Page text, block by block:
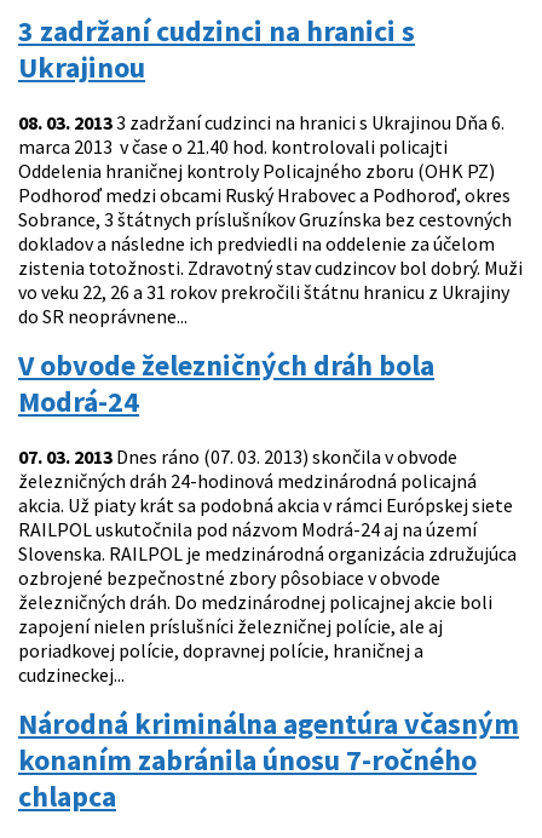
3 zadržaní cudzinci na hranici s
Ukrajinou
08. 03. 20133 zadržaní cudzinci na hranici s Ukrajinou Dňa 6.
marca 2013 v čase o 21.40 hod. kontrolovali policajti
Oddelenia hraničnej kontroly Policajného zboru (OHK PZ)
Podhoroď medzi obcami Ruský Hrabovec a Podhoroď, okres
Sobrance, 3 štátnych príslušníkov Gruzínska bez cestovných
dokladov a následne ich predviedli na oddelenie za účelom
zistenia totožnosti. Zdravotný stav cudzincov bol dobrý. Muži
vo veku 22, 26 a 31 rokov prekročili štátnu hranicu z Ukrajiny
do SR neoprávnene...
V obvode železničných dráh bola
Modrá-24
07. 03. 2013 Dnes ráno (07. 03. 2013) skončila v obvode
železničných dráh 24-hodinová medzinárodná policajná
akcia. Už piaty krát sa podobná akcia v rámci Európskej siete
RAILPOL uskutočnila pod názvom Modrá-24 aj na území
Slovenska. RAILPOL je medzinárodná organizácia združujúca
ozbrojené bezpečnostné zbory pôsobiace v obvode
železničných dráh. Do medzinárodnej policajnej akcie boli
zapojení nielen príslušníci železničnej polície, ale aj
poriadkovej polície, dopravnej polície, hraničnej a
cudzineckej...
Národná kriminálna agentúra včasným
konaním zabránila únosu 7-ročného
chlapca